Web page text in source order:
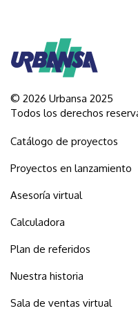
© 2026 Urbansa 2025
Todos los derechos
Catálogo de proyectos
Proyectos en lanzamiento
Asesoría virtual
Calculadora
Plan de referidos
Nuestra historia
Sala de ventas virtual